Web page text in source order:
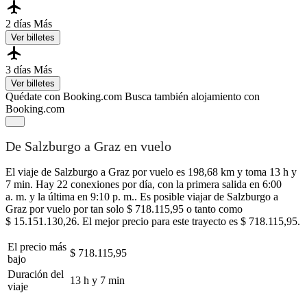
2 días Más
Ver billetes
3 días Más
Ver billetes
Quédate con Booking.com Busca también alojamiento con
Booking.com
De Salzburgo a Graz en vuelo
El viaje de Salzburgo a Graz por vuelo es 198,68 km y toma 13 h y
7 min. Hay 22 conexiones por día, con la primera salida en 6:00
a. m. y la última en 9:10 p. m.. Es posible viajar de Salzburgo a
Graz por vuelo por tan solo $ 718.115,95 o tanto como
$ 15.151.130,26. El mejor precio para este trayecto es $ 718.115,95.
El precio más
bajo
$ 718.115,95
Duración del
viaje
13 h y 7 min